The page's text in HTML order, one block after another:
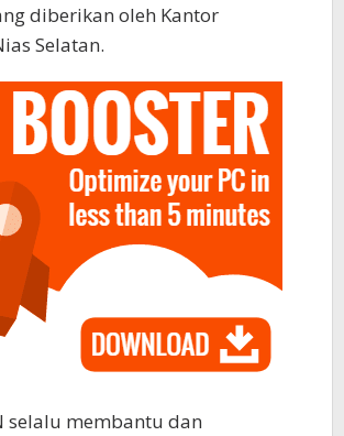
diberikan oleh Kantor
Selatan.
selalu membantu dan